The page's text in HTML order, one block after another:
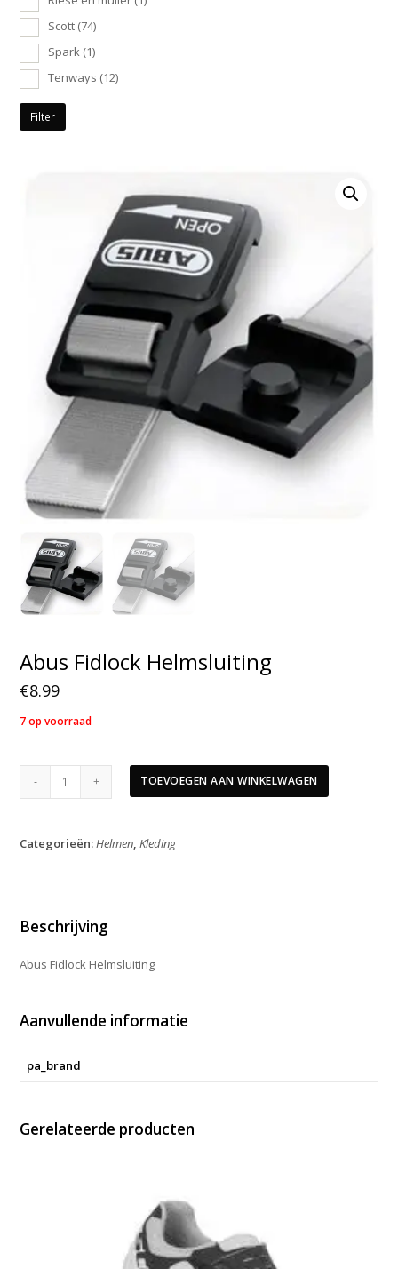
Scott (74)
Spark (1)
Tenways (12)
Filter
Abus Fidlock Helmsluiting
€8.99
7 op voorraad
Abus
TOEVOEGEN AAN WINKELWAGEN
Categorieën:Helmen,Kleding
Beschrijving
Abus Fidlock Helmsluiting
Aanvullende informatie
pa_brand
Gerelateerde producten